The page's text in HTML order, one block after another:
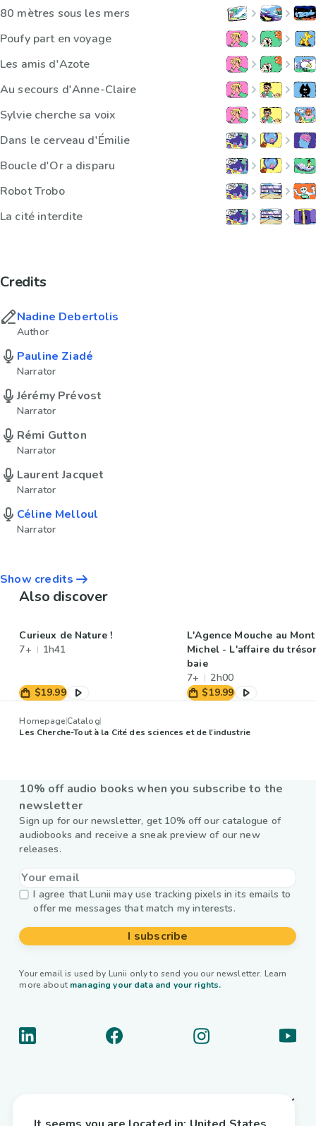
80 mètres sous les mers
Poufy part en voyage
Les amis d'Azote
Au secours d'Anne-Claire
Sylvie cherche sa voix
Dans le cerveau d'Émilie
Boucle d'Or a disparu
Robot Trobo
La cité interdite
Credits
Nadine Debertolis
Author
Pauline Ziadé
Narrator
Jérémy Prévost
Narrator
Rémi Gutton
Narrator
Laurent Jacquet
Narrator
Céline Melloul
Narrator
Show credits
Also discover
Curieux de Nature !
7+
1h41
$19.99
L'Agence Mouche au
Michel - L'affaire du
baie
7+
2h00
$19.99
HomepageCatalog
Les Cherche-Tout à la Cité des sciences et de l'industrie
10% off audio books when you subscribe to the
newsletter
Sign up for our newsletter, get 10% off our catalogue of
audiobooks and receive a sneak preview of our new
releases.
I agree that Lunii may use tracking pixels in its emails to
offer me messages that match my interests.
I subscribe
Your email is used by Lunii only to send you our newsletter. Learn
more about managing your data and your rights.